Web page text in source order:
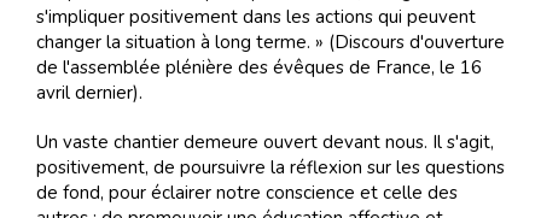
s'impliquer positivement dans les actions qui peuvent
changer la situation à long terme. » (Discours d'ouverture
de l'assemblée plénière des évêques de France, le 16
avril dernier).
Un vaste chantier demeure ouvert devant nous. Il s'agit,
positivement, de poursuivre la réflexion sur les questions
de fond, pour éclairer notre conscience et celle des